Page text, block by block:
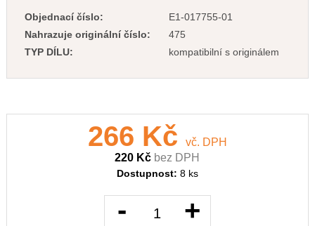
Objednací číslo:
E1-017755-01
Nahrazuje originální číslo:
475
TYP DÍLU:
kompatibilní s originálem
266 Kč
vč. DPH
220 Kč bez DPH
Dostupnost: 8 ks
- +